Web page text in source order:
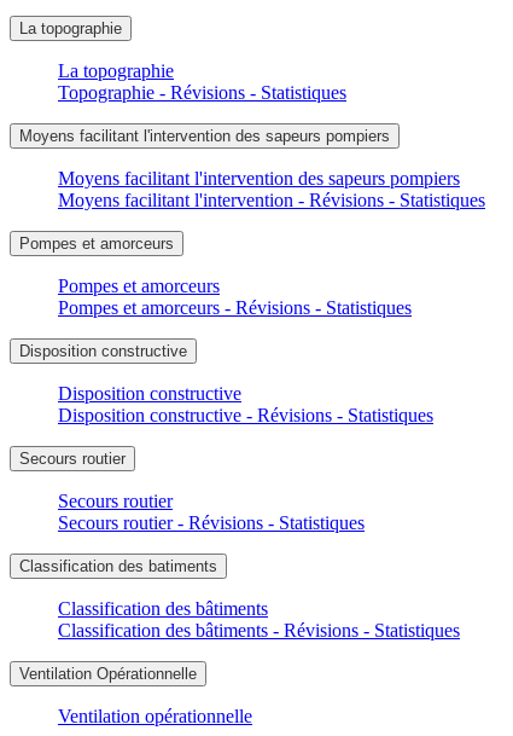
La topographie
La topographie
Topographie - Révisions - Statistiques
Moyens facilitant l'intervention des sapeurs pompiers
Moyens facilitant l'intervention des sapeurs pompiers
Moyens facilitant l'intervention - Révisions - Statistiques
Pompes et amorceurs
Pompes et amorceurs
Pompes et amorceurs - Révisions - Statistiques
Disposition constructive
Disposition constructive
Disposition constructive - Révisions - Statistiques
Secours routier
Secours routier
Secours routier - Révisions - Statistiques
Classification des batiments
Classification des bâtiments
Classification des bâtiments - Révisions - Statistiques
Ventilation Opérationnelle
Ventilation opérationnelle